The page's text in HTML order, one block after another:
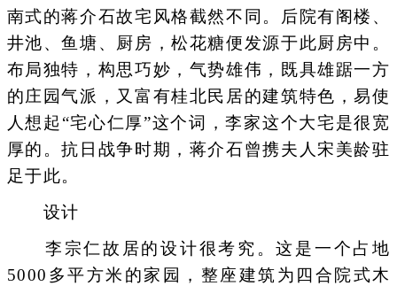
南式的蒋介石故宅风格截然不同。后院有阁楼、
井池、鱼塘、厨房，松花糖便发源于此厨房中。
布局独特，构思巧妙，气势雄伟，既具雄踞一方
的庄园气派，又富有桂北民居的建筑特色，易使
人想起“宅心仁厚”这个词，李家这个大宅是很宽
厚的。抗日战争时期，蒋介石曾携夫人宋美龄驻
足于此。
设计
李宗仁故居的设计很考究。这是一个占地
5000多平方米的家园，整座建筑为四合院式木